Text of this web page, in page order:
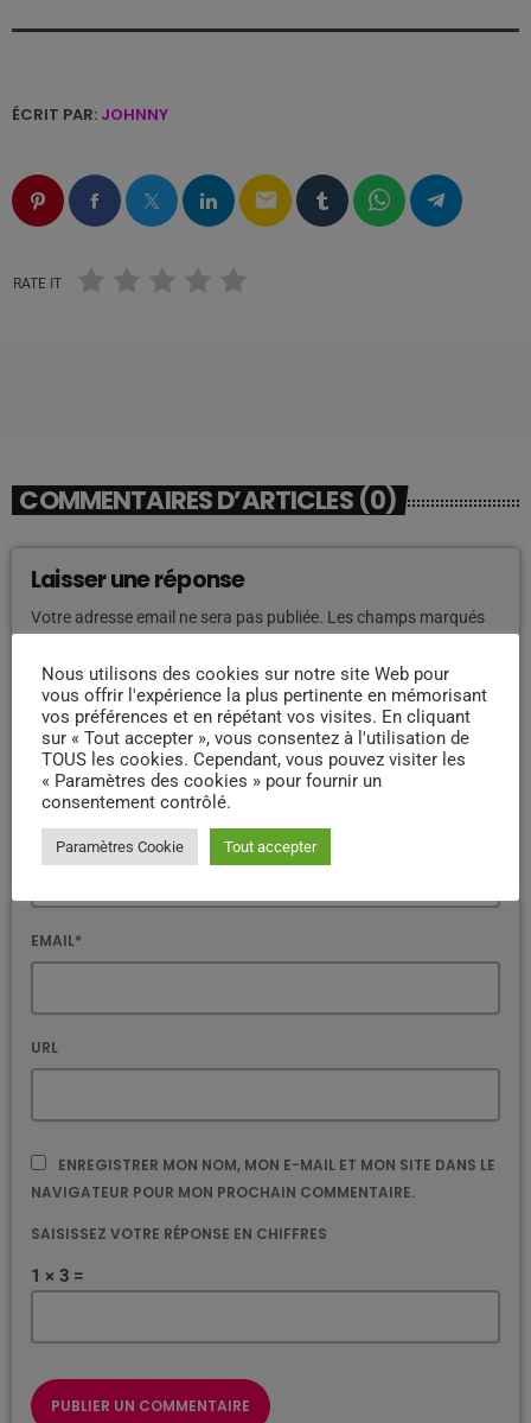
ÉCRIT PAR: JOHNNY
email
RATE IT
COMMENTAIRES D’ARTICLES (0)
Laisser une réponse
Votre adresse email ne sera pas publiée. Les champs marqués
COMMENTAIRE*
NOM*
EMAIL*
URL
ENREGISTRER MON NOM, MON E-MAIL ET MON SITE DANS LE
NAVIGATEUR POUR MON PROCHAIN COMMENTAIRE.
SAISISSEZ VOTRE RÉPONSE EN CHIFFRES
1 × 3 =
Nous utilisons des cookies sur notre site Web pour
vous offrir l'expérience la plus pertinente en mémorisant
vos préférences et en répétant vos visites. En cliquant
sur « Tout accepter », vous consentez à l'utilisation de
TOUS les cookies. Cependant, vous pouvez visiter les
« Paramètres des cookies » pour fournir un
consentement contrôlé.
Paramètres Cookie Tout accepter